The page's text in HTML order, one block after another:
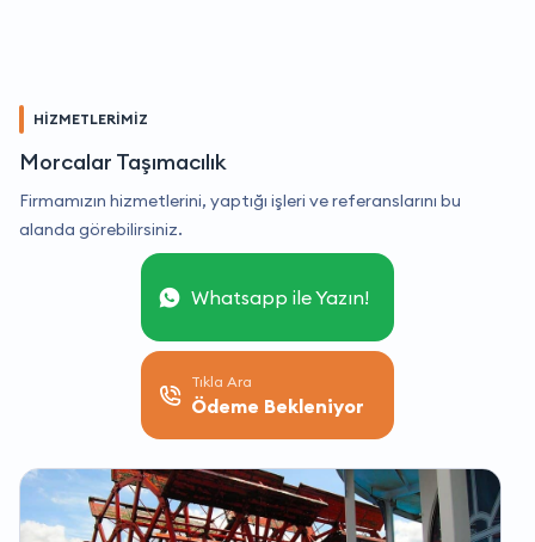
HİZMETLERİMİZ
Morcalar Taşımacılık
Firmamızın hizmetlerini, yaptığı işleri ve referanslarını bu
alanda görebilirsiniz.
Whatsapp ile Yazın!
Tıkla Ara
Ödeme Bekleniyor